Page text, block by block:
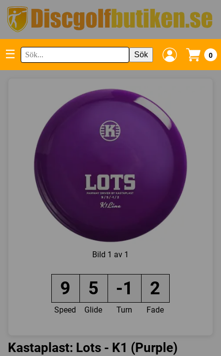
☰ Sök 0
Bild 1 av 1
9 5 -1 2
Speed Glide Turn Fade
Kastaplast: Lots - K1 (Purple)